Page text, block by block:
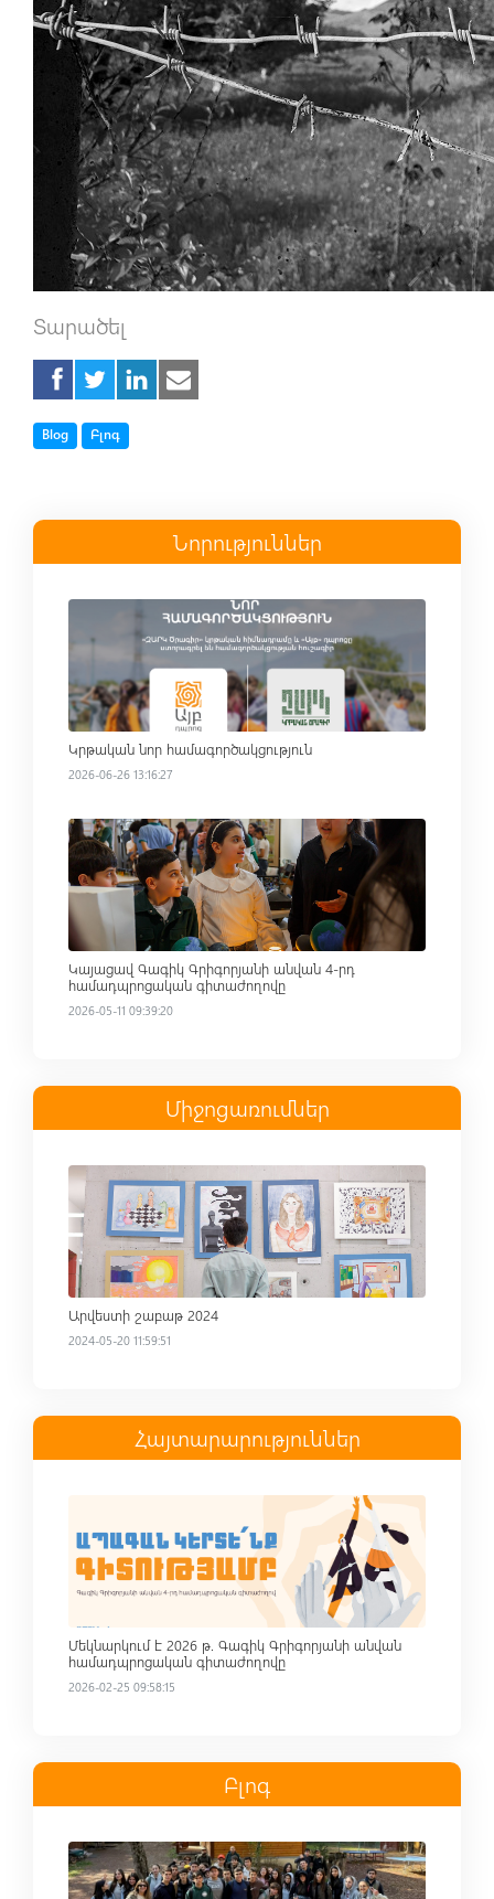
Տարածել
TagBlog TagԲլոգ
Նորություններ
Read more
Կրթական նոր համագործակցություն
2026-06-26 13:16:27
Read more
Կայացավ Գագիկ Գրիգորյանի անվան 4-րդ
համադպրոցական գիտաժողովը
2026-05-11 09:39:20
Միջոցառումներ
Read more
Արվեստի շաբաթ 2024
2024-05-20 11:59:51
Հայտարարություններ
Մեկնարկում է 2026 թ. Գագիկ Գրիգորյանի անվան
համադպրոցական գիտաժողովը
2026-02-25 09:58:15
Բլոգ
Read more